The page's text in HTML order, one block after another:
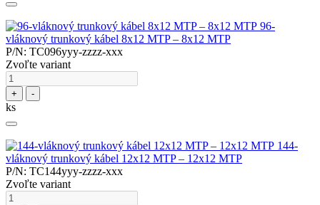
96-
vláknový trunkový kábel 8x12 MTP – 8x12 MTP
P/N: TC096yyy-zzzz-xxx
Zvoľte variant
+ -
ks
144-
vláknový trunkový kábel 12x12 MTP – 12x12 MTP
P/N: TC144yyy-zzzz-xxx
Zvoľte variant